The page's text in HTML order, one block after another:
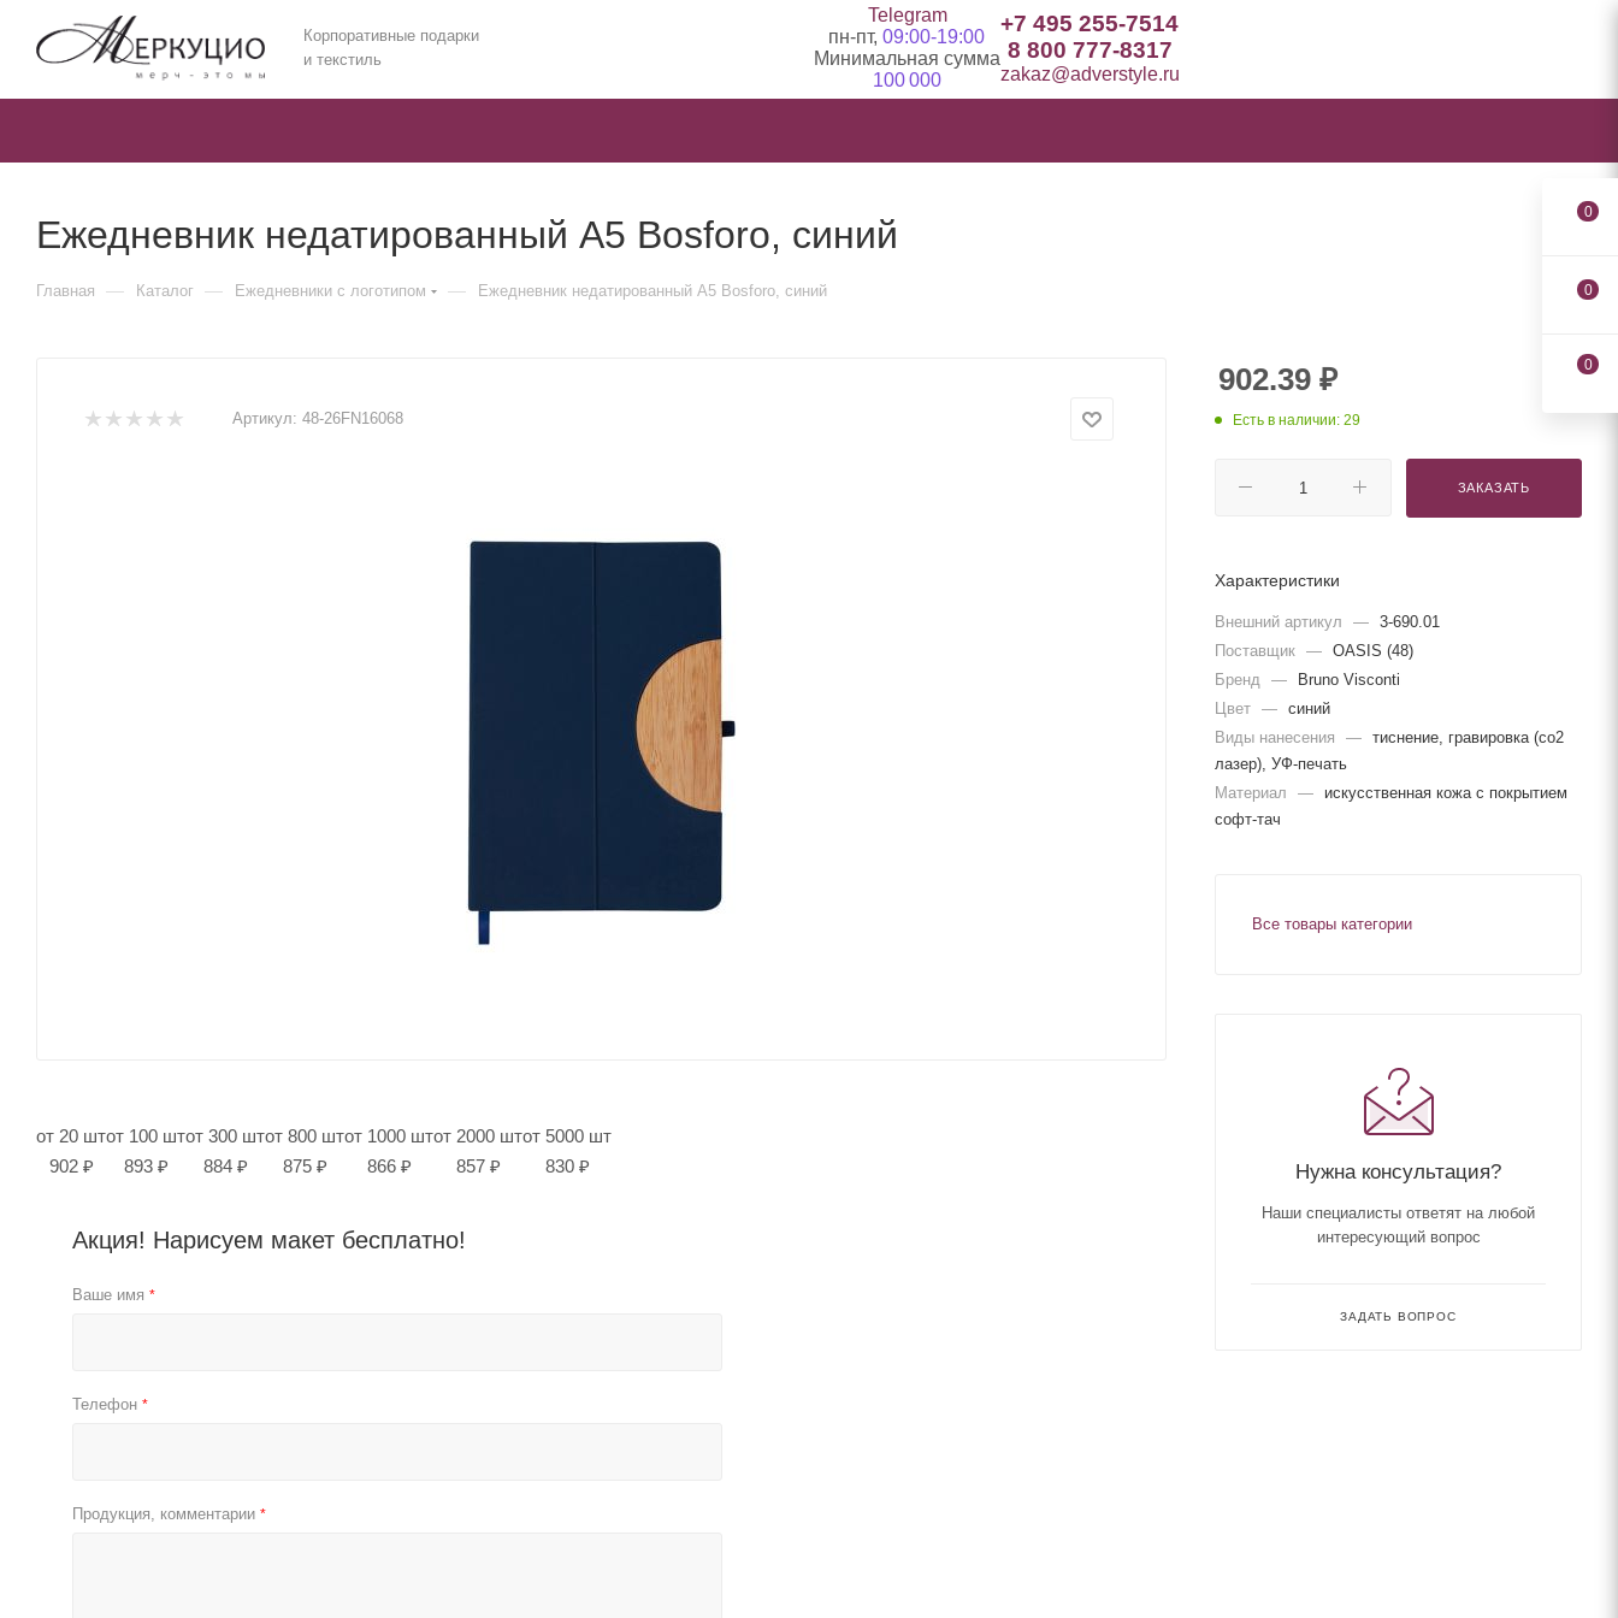
Корпоративные подарки
и текстиль
Telegram
пн-пт, 09:00-19:00
Минимальная сумма
100 000
+7 495 255-7514
8 800 777-8317
zakaz@adverstyle.ru
Ежедневник недатированный А5 Bosforo, синий
Главная — Каталог — Ежедневники c логотипом — Ежедневник недатированный А5 Bosforo, синий
Артикул: 48-26FN16068
от 20 шт
902 ₽
от 100 шт
893 ₽
от 300 шт
884 ₽
от 800 шт
875 ₽
от 1000 шт
866 ₽
от 2000 шт
857 ₽
от 5000 шт
830 ₽
Акция! Нарисуем макет бесплатно!
Ваше имя *
Телефон *
Продукция, комментарии *
902.39 ₽
Есть в наличии: 29
ЗАКАЗАТЬ
Характеристики
Внешний артикул — 3-690.01
Поставщик — OASIS (48)
Бренд
—
Bruno Visconti
Цвет — синий
Виды нанесения
— тиснение, гравировка (co2
лазер), УФ-печать
Материал
—
искусственная кожа с покрытием
софт-тач
Все товары категории
Нужна консультация?
Наши специалисты ответят на любой
интересующий вопрос
ЗАДАТЬ ВОПРОС
0
0
0